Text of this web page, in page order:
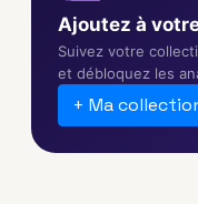
Ajoutez à
Suivez votre
et débloquez les
+ Ma